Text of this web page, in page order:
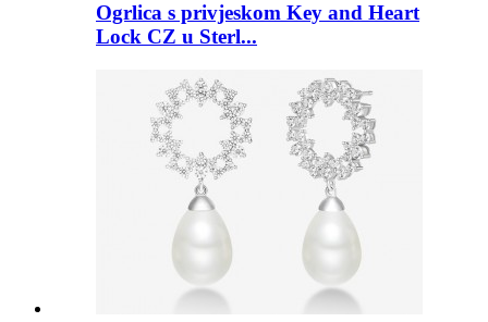
Ogrlica s privjeskom Key and Heart
Lock CZ u Sterl...